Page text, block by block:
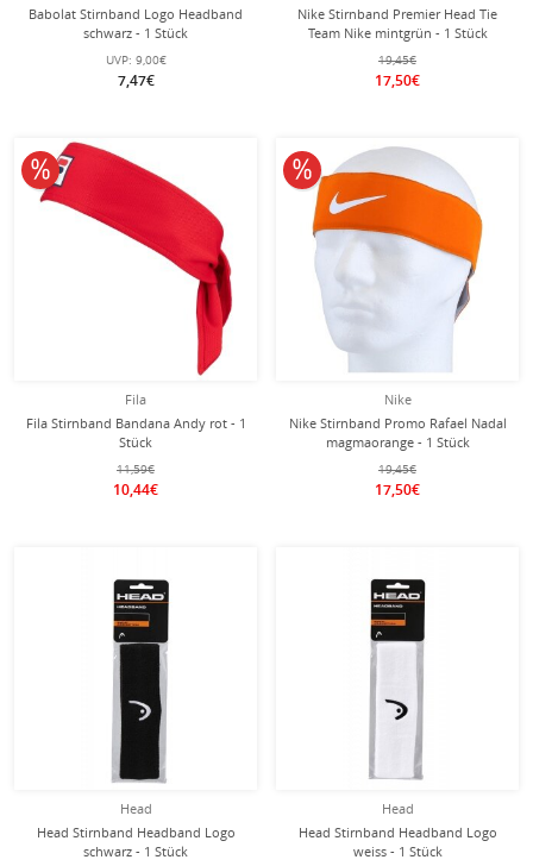
Babolat Stirnband Logo Headband
schwarz - 1 Stück
UVP: 9,00€
7,47€
Nike Stirnband Premier Head Tie
Team Nike mintgrün - 1 Stück
19,45€
17,50€
Fila
Fila Stirnband Bandana Andy rot - 1
Stück
11,59€
10,44€
10% reduziert
Nike
Nike Stirnband Promo Rafael Nadal
magmaorange - 1 Stück
19,45€
17,50€
10% reduziert
Head
Head Stirnband Headband Logo
schwarz - 1 Stück
Head
Head Stirnband Headband Logo
weiss - 1 Stück